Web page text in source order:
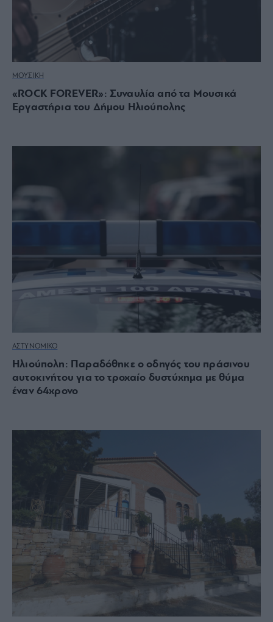
ΜΟΥΣΙΚΗ
«ROCK FOREVER»: Συναυλία από τα Μουσικά
Εργαστήρια του Δήμου Ηλιούπολης
ΑΣΤΥΝΟΜΙΚΟ
Ηλιούπολη: Παραδόθηκε ο οδηγός του πράσινου
αυτοκινήτου για το τροχαίο δυστύχημα με θύμα
έναν 64χρονο